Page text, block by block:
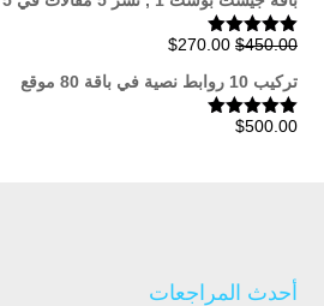
تم التقييم
$450.00
السعر
الأصلي
هو:
$270.00 السعر
تركيب 10 روابط نصية في باقة 80 موقع
تم التقييم
$500.00
أحدث المراجعات